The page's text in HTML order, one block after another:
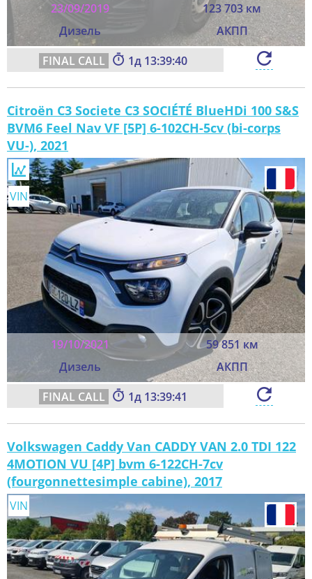
23/09/2019
123 703 км
Дизель
АКПП
1 13:39:38
Citroën C3 Societe C3 SOCIÉTÉ BlueHDi 100 S&S
BVM6 Feel Nav VF [5P] 6-102CH-5cv (bi-corps
VU-), 2021
19/10/2021
59 851 км
Дизель
АКПП
VIN
1 13:39:39
Volkswagen Caddy Van CADDY VAN 2.0 TDI 122
4MOTION VU [4P] bvm 6-122CH-7cv
(fourgonnettesimple cabine), 2017
VIN